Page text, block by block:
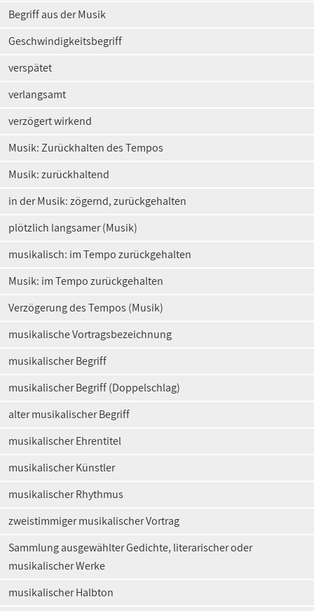
Begriff aus der Musik
Geschwindigkeitsbegriff
verspätet
verlangsamt
verzögert wirkend
Musik: Zurückhalten des Tempos
Musik: zurückhaltend
in der Musik: zögernd, zurückgehalten
plötzlich langsamer (Musik)
musikalisch: im Tempo zurückgehalten
Musik: im Tempo zurückgehalten
Verzögerung des Tempos (Musik)
musikalische Vortragsbezeichnung
musikalischer Begriff
musikalischer Begriff (Doppelschlag)
alter musikalischer Begriff
musikalischer Ehrentitel
musikalischer Künstler
musikalischer Rhythmus
zweistimmiger musikalischer Vortrag
Sammlung ausgewählter Gedichte, literarischer oder
musikalischer Werke
musikalischer Halbton